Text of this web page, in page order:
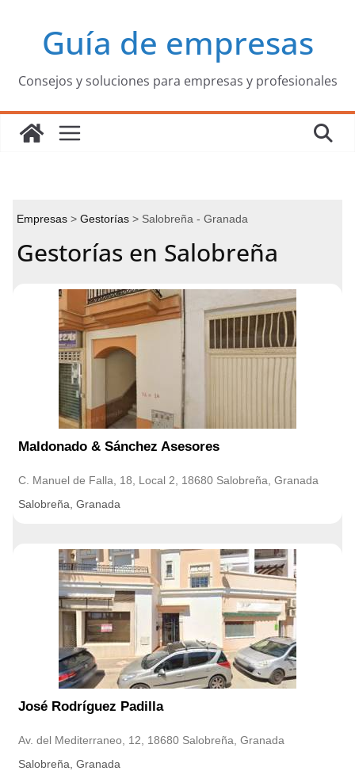
contenidoGuía de empresas
Consejos y soluciones para empresas y profesionales
Empresas Gestorías Salobreña - Granada
Gestorías en Salobreña
Maldonado & Sánchez Asesores
C. Manuel de Falla, 18, Local 2, 18680 Salobreña, Granada
Salobreña, Granada
José Rodríguez Padilla
Av. del Mediterraneo, 12, 18680 Salobreña, Granada
Salobreña, Granada